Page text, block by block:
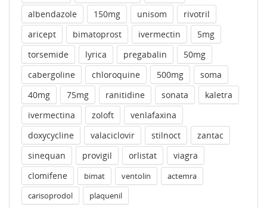
albendazole
150mg unisom
rivotril
aricept
bimatoprost ivermectin
5mg
torsemide
lyrica pregabalin
50mg
cabergoline
chloroquine 500mg
soma
40mg
75mg ranitidine sonata
kaletra
ivermectina
zoloft
venlafaxina
doxycycline
valaciclovir stilnoct
zantac
sinequan
provigil orlistat
viagra
clomifene
bimat ventolin
actemra
carisoprodol
plaquenil